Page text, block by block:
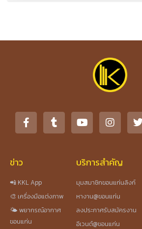
ข่าว
📲 KKL App
🎨 เครื่องมือแต่งภาพ
🌤️ พยากรณ์อากาศ
ขอนแก่น
บริการสำคัญ
มุมสมาชิกขอนแก่นลิงก์
หางาน@ขอนแก่น
ลงประกาศรับสมัครงาน
อีเวนต์@ขอนแก่น